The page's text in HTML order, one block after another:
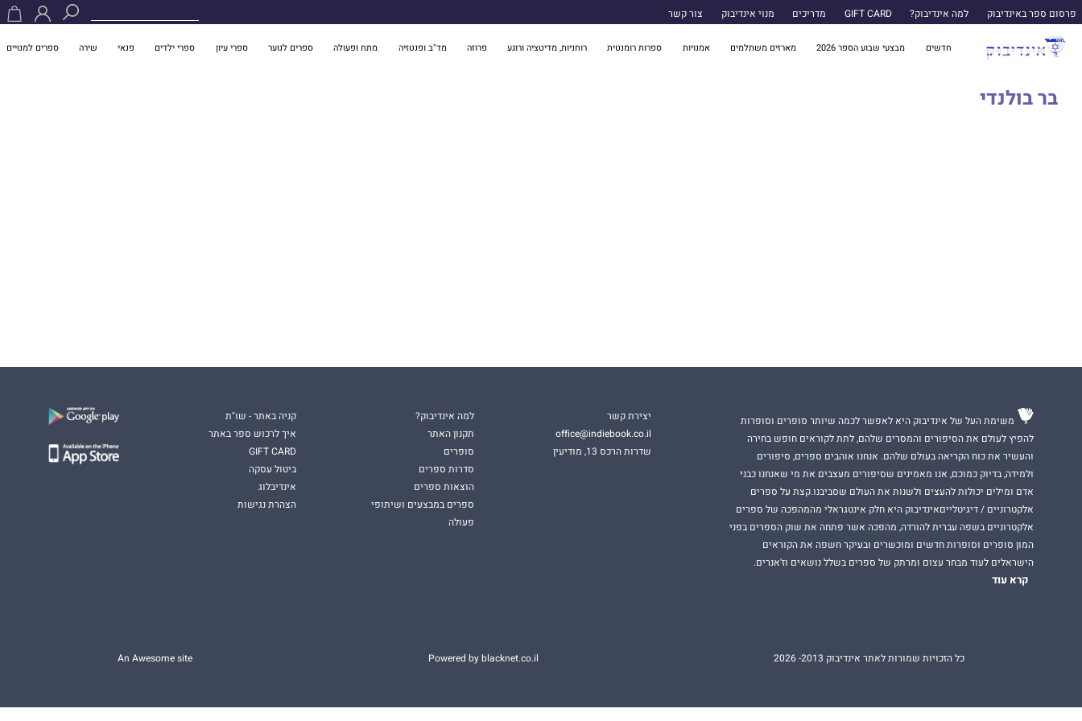
פרסום ספר באינדיבוק למה אינדיבוק? GIFT CARD מדריכים מנוי אינדיבוק צור קשר
חדשים מבצעי שבוע הספר 2026 מארזים משתלמים אמנויות ספרות רומנטית רוחניות, מדיטציה ורוגע פרוזה מד"ב ופנטזיה מתח ופעולה ספרים לנוער ספרי עיון ספרי ילדים פנאי שירה ספרים למנויים
בר בולנדי
משימת העל של אינדיבוק היא לאפשר לכמה שיותר סופרים וסופרות
להפיץ לעולם את הסיפורים והמסרים שלהם, לתת לקוראים חופש בחירה
והעשיר את כוח הקריאה בעולם שלהם. אנחנו אוהבים ספרים, סיפורים
ולמידה, בדיוק כמוכם, אנו מאמינים שסיפורים מעצבים את מי שאנחנו כבני
אדם ומילים יכולות להעצים ולשנות את העולם שסביבנו.קצת על ספרים
אלקטרוניים / דיגיטלייםאינדיבוק היא חלק אינטגראלי מהמהפכה של ספרים
אלקטרוניים בשפה עברית להורדה, מהפכה אשר פתחה את שוק הספרים בפני
המון סופרים וסופרות חדשים ומוכשרים ובעיקר חשפה את הקוראים
הישראלים לעוד מבחר עצום ומרתק של ספרים בשלל נושאים וז'אנרים.
קרא עוד
יצירת קשר
office@indiebook.co.il
שדרות הרכס 13, מודיעין
למה אינדיבוק?
תקנון האתר
סופרים
סדרות ספרים
הוצאות ספרים
ספרים במבצעים ושיתופי
פעולה
קניה באתר - שו"ת
איך לרכוש ספר באתר
GIFT CARD
ביטול עסקה
אינדיבלוג
הצהרת נגישות
כל הזכויות שמורות לאתר אינדיבוק 2013- 2026 Powered by blacknet.co.il
An Awesome site